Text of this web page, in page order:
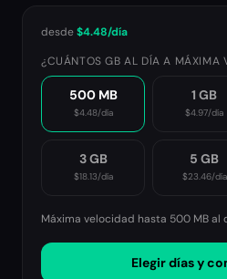
desde$4.48/día
¿CUÁNTOS GB AL DÍA A MÁXIMA
500 MB
$4.48/día
1 GB
$4.97/día
3 GB
$18.13/día
5 GB
$23.46/día
Máxima velocidad hasta 500 MB al
Elegir días y